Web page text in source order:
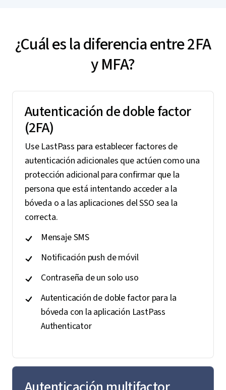
¿Cuál es la diferencia entre 2FA
y MFA?
Autenticación de doble factor
(2FA)
Use LastPass para establecer factores de
autenticación adicionales que actúen como una
protección adicional para confirmar que la
persona que está intentando acceder a la
bóveda o a las aplicaciones del SSO sea la
correcta.
Mensaje SMS
Notificación push de móvil
Contraseña de un solo uso
Autenticación de doble factor para la
bóveda con la aplicación LastPass
Authenticator